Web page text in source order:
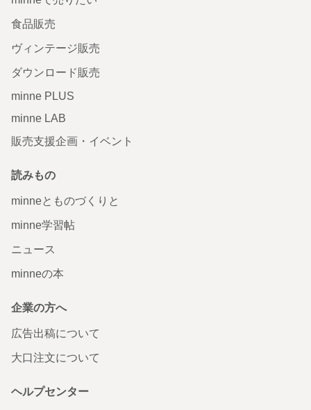
食品販売
ヴィンテージ販売
ダウンロード販売
minne PLUS
minne LAB
販売支援企画・イベント
読みもの
minneとものづくりと
minne学習帖
ニュース
minneの本
企業の方へ
広告出稿について
大口注文について
ヘルプセンター